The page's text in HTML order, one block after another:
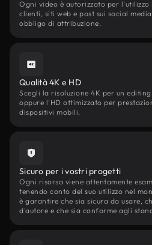
Ogni video è autorizzato per
clienti, siti web e post sui social
obbligo di attribuzione.
Qualità 4K e HD
Scegli la risoluzione 4K per un
oppure l'HD ottimizzato per
dispositivi mobili.
Sicuro per i vostri progetti
Ogni risorsa viene attentamente
tenendo conto del suo utilizzo nel
è garantire che sia sicura da usare,
d'autore e che sia conforme agli